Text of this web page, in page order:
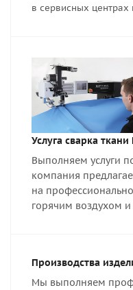
в сервисных
Услуга сварка
Выполняем услуги
компания
на
горячим воздухом
Производства
Мы выполняем